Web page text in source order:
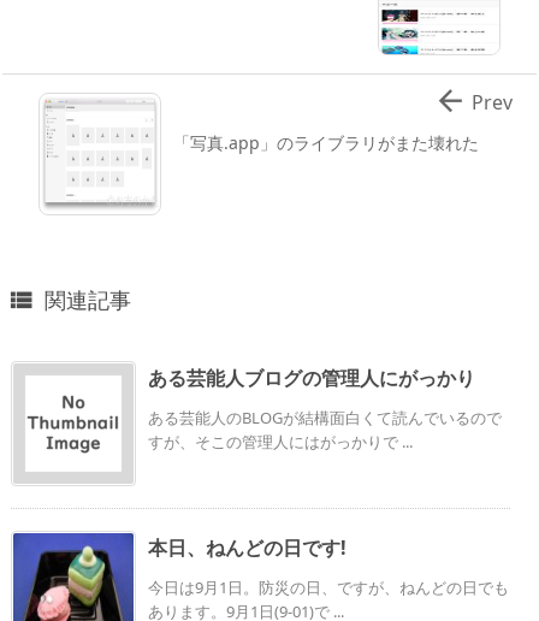
「写真.app」のライブラリがまた壊れた
 Prev
 関連記事
ある芸能人ブログの管理人にがっかり
ある芸能人のBLOGが結構面白くて読んでいるので
すが、そこの管理人にはがっかりで ...
本日、ねんどの日です!
今日は9月1日。防災の日、ですが、ねんどの日でも
あります。9月1日(9-01)で ...